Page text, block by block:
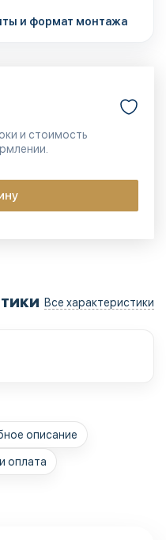
и формат монтажа
и стоимость
Все характеристики
описание
оплата